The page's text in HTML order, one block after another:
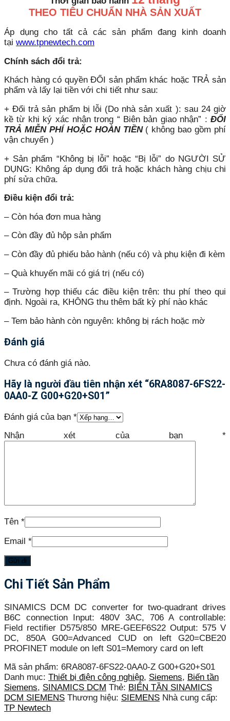
THEO TIÊU CHUẨN NHÀ SẢN XUẤT
Áp dụng cho tất cả các sản phẩm đang kinh doanh
tại www.tpnewtech.com
Chính sách đổi trả:
Khách hàng có quyền ĐỔI sản phẩm khác hoặc TRẢ sản
phẩm và lấy lại tiền với chi tiết như sau:
+ Đổi trả sản phẩm bị lỗi (Do nhà sản xuất ): sau 24 giờ
kề từ khi ký xác nhận trong “ Biên bản giao nhận” : ĐỔI
TRẢ MIỄN PHÍ HOẶC HOÀN TIỀN( không bao gồm phí
vận chuyển )
+ Sản phẩm “Không bị lỗi” hoặc “Bị lỗi” do NGƯỜI SỬ
DỤNG: Không áp dụng đổi trả hoặc khách hàng chịu chi
phí sửa chữa.
Điều kiện đổi trả:
– Còn hóa đơn mua hàng
– Còn đầy đủ hộp sản phẩm
– Còn đầy đủ phiếu bảo hành (nếu có) và phụ kiện đi kèm
– Quà khuyến mãi có giá trị (nếu có)
– Trường hợp thiếu các điều kiện trên: thu phí theo qui
định. Ngoài ra, KHÔNG thu thêm bất kỳ phí nào khác
– Tem bảo hành còn nguyên: không bị rách hoặc mờ
Đánh giá
Chưa có đánh giá nào.
Hãy là người đầu tiên nhận xét “6RA8087-6FS22-
0AA0-Z G00+G20+S01”
Đánh giá của bạn *
Nhận xét của bạn *
Tên *
Email *
Chi Tiết Sản Phẩm
SINAMICS DCM DC converter for two-quadrant drives
B6C connection Input: 480V 3AC, 706 A controllable:
Field rectifier D575/850 MRE-GEEF6S22 Output: 575 V
DC, 850A G00=Advanced CUD on left G20=CBE20
PROFINET module on left S01=Memory card on left
Mã sản phẩm: 6RA8087-6FS22-0AA0-Z G00+G20+S01
Danh mục: Thiết bị điện công nghiệp, Siemens, Biến tần
Siemens, SINAMICS DCM Thẻ: BIẾN TẦN SINAMICS
DCM SIEMENS Thương hiệu: SIEMENS Nhà cung cấp:
TP Newtech